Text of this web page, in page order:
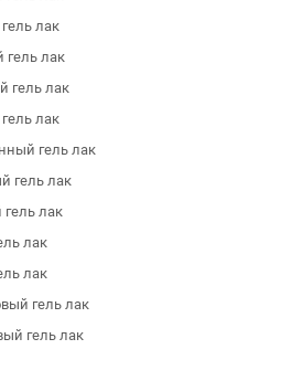
лак
лак
гель лак
лак
гель лак
гель лак
лак
лак
лак
гель лак
гель лак